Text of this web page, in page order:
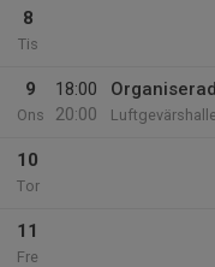
8
Tis
9
Ons
18:00
20:00
10
Tor
11
Fre